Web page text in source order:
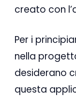
creato con
Per i
nella
desiderano
questa